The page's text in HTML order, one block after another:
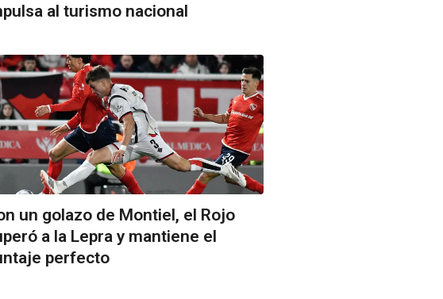
al turismo nacional
un golazo de Montiel, el Rojo
a la Lepra y mantiene el
perfecto